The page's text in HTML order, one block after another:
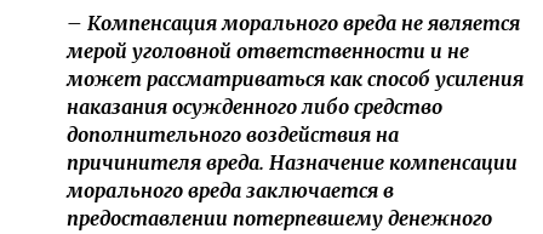
отдельно указала, что несогласие потерпевшего с
присужденной суммой само по себе не
свидетельствует о незаконности судебного
решения.
Кроме того, суд напомнил, что компенсация
морального вреда не может использоваться как
дополнительное наказание для виновного.